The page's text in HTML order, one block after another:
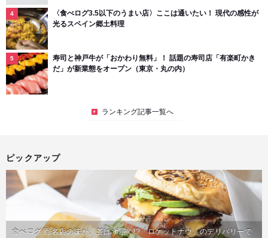
〈食べログ3.5以下のうまい店〉ここは通いたい！ 現代の感性が
光るスペイン郷土料理
寿司と神戸牛が「おかわり無料」！ 話題の寿司店「有楽町かき
だ」が新業態をオープン（東京・丸の内）
ランキング記事一覧へ
ピックアップ
食べログ 百名店の味が、並ばず届く!?「ロケットナウ」のデリバリーで